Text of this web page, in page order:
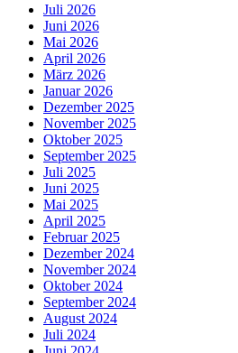
Juli 2026
Juni 2026
Mai 2026
April 2026
März 2026
Januar 2026
Dezember 2025
November 2025
Oktober 2025
September 2025
Juli 2025
Juni 2025
Mai 2025
April 2025
Februar 2025
Dezember 2024
November 2024
Oktober 2024
September 2024
August 2024
Juli 2024